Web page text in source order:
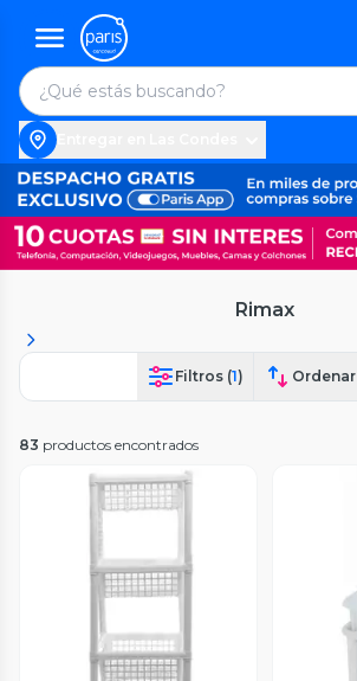
Rimax
Filtros (1) Ordenar
83 productos encontrados